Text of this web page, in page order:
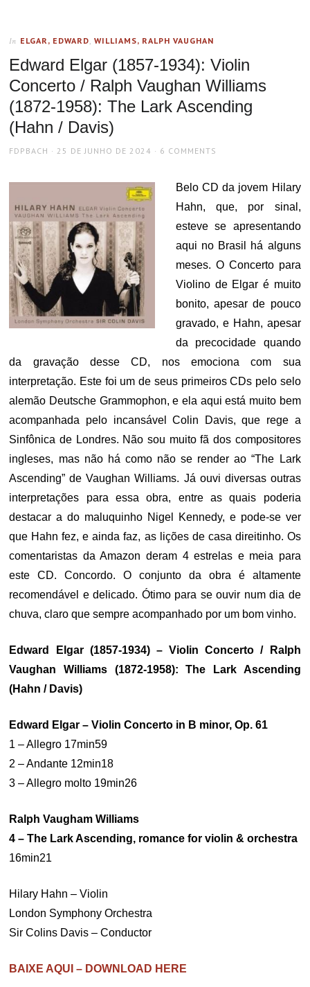
In ELGAR, EDWARD,WILLIAMS, RALPH VAUGHAN
Edward Elgar (1857-1934): Violin
Concerto / Ralph Vaughan Williams
(1872-1958): The Lark Ascending
(Hahn / Davis)
AUTHOR
FDPBACH
POSTED
25 DE JUNHO DE 2024 6 COMMENTS
Belo CD da jovem Hilary
Hahn, que, por sinal,
esteve se apresentando
aqui no Brasil há alguns
meses. O Concerto para
Violino de Elgar é muito
bonito, apesar de pouco
gravado, e Hahn, apesar
da precocidade quando
da gravação desse CD, nos emociona com sua
interpretação. Este foi um de seus primeiros CDs pelo selo
alemão Deutsche Grammophon, e ela aqui está muito bem
acompanhada pelo incansável Colin Davis, que rege a
Sinfônica de Londres. Não sou muito fã dos compositores
ingleses, mas não há como não se render ao “The Lark
Ascending” de Vaughan Williams. Já ouvi diversas outras
interpretações para essa obra, entre as quais poderia
destacar a do maluquinho Nigel Kennedy, e pode-se ver
que Hahn fez, e ainda faz, as lições de casa direitinho. Os
comentaristas da Amazon deram 4 estrelas e meia para
este CD. Concordo. O conjunto da obra é altamente
recomendável e delicado. Ótimo para se ouvir num dia de
chuva, claro que sempre acompanhado por um bom vinho.
Edward Elgar (1857-1934) – Violin Concerto / Ralph
Vaughan Williams (1872-1958): The Lark Ascending
(Hahn / Davis)
Edward Elgar – Violin Concerto in B minor, Op. 61
1 – Allegro 17min59
2 – Andante 12min18
3 – Allegro molto 19min26
Ralph Vaugham Williams
4 – The Lark Ascending, romance for violin & orchestra
16min21
Hilary Hahn – Violin
London Symphony Orchestra
Sir Colins Davis – Conductor
BAIXE AQUI – DOWNLOAD HERE